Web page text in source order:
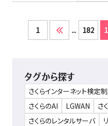
1 ... 182
タグから探す
さくらインターネット検定
さくらのAI
LGWAN
さ
さくらのレンタルサーバ